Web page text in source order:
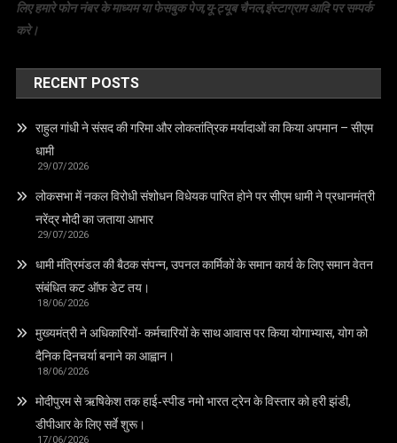
लिए हमारे फोन नंबर के माध्यम या फेसबुक पेज,यू-ट्यूब चैनल,इंस्टाग्राम आदि पर सम्पर्क
करे।
RECENT POSTS
राहुल गांधी ने संसद की गरिमा और लोकतांत्रिक मर्यादाओं का किया अपमान – सीएम
धामी
29/07/2026
लोकसभा में नकल विरोधी संशोधन विधेयक पारित होने पर सीएम धामी ने प्रधानमंत्री
नरेंद्र मोदी का जताया आभार
29/07/2026
धामी मंत्रिमंडल की बैठक संपन्न, उपनल कार्मिकों के समान कार्य के लिए समान वेतन
संबंधित कट ऑफ डेट तय।
18/06/2026
मुख्यमंत्री ने अधिकारियों- कर्मचारियों के साथ आवास पर किया योगाभ्यास, योग को
दैनिक दिनचर्या बनाने का आह्वान।
18/06/2026
मोदीपुरम से ऋषिकेश तक हाई‑स्पीड नमो भारत ट्रेन के विस्तार को हरी झंडी,
डीपीआर के लिए सर्वे शुरू।
17/06/2026